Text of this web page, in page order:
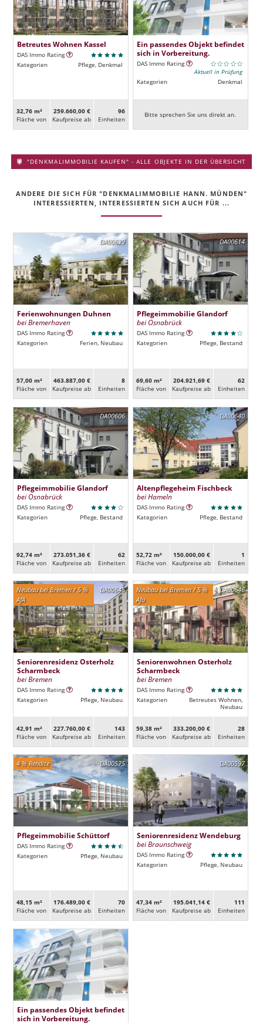
Betreutes Wohnen Kassel
DAS Immo Rating
Kategorien
Pflege, Denkmal
32,76 m²
Fläche von
259.660,00 €
Kaufpreise ab
96
Ein­heiten
Ein passendes Objekt befindet
sich in Vorbereitung.
DAS Immo Rating
Aktuell in Prüfung
Kategorien
Denkmal
Bitte sprechen Sie uns direkt an.
"DENKMALIMMOBILIE KAUFEN" - ALLE OBJEKTE IN DER ÜBERSICHT
ANDERE DIE SICH FÜR "DENKMALIMMOBILIE HANN. MÜNDEN"
INTERESSIERTEN, INTERESSIERTEN SICH AUCH FÜR ...
DA00629
Ferienwohnungen Duhnen
bei Bremerhaven
DAS Immo Rating
Kategorien
Ferien, Neubau
57,00 m²
Fläche von
463.887,00 €
Kaufpreise ab
8
Ein­heiten
DA00614
Pflegeimmobilie Glandorf
bei Osnabrück
DAS Immo Rating
Kategorien
Pflege, Bestand
69,60 m²
Fläche von
204.921,69 €
Kaufpreise ab
62
Ein­heiten
DA00606
Pflegeimmobilie Glandorf
bei Osnabrück
DAS Immo Rating
Kategorien
Pflege, Bestand
92,74 m²
Fläche von
273.051,36 €
Kaufpreise ab
62
Ein­heiten
DA00640
Altenpflegeheim Fischbeck
bei Hameln
DAS Immo Rating
Kategorien
Pflege, Bestand
52,72 m²
Fläche von
150.000,00 €
Kaufpreise ab
1
Ein­heiten
DA00645
Neubau bei Bremen / 5 %
AfA
Seniorenresidenz Osterholz
Scharmbeck
bei Bremen
DAS Immo Rating
Kategorien
Pflege, Neubau
42,91 m²
Fläche von
227.760,00 €
Kaufpreise ab
143
Ein­heiten
DA00646
Neubau bei Bremen / 5 %
Afa
Seniorenwohnen Osterholz
Scharmbeck
bei Bremen
DAS Immo Rating
Kategorien
Betreutes Wohnen,
Neubau
59,38 m²
Fläche von
333.200,00 €
Kaufpreise ab
28
Ein­heiten
DA00575
4 % Rendite
Pflegeimmobilie Schüttorf
DAS Immo Rating
Kategorien
Pflege, Neubau
48,15 m²
Fläche von
176.489,00 €
Kaufpreise ab
70
Ein­heiten
DA00597
Seniorenresidenz Wendeburg
bei Braunschweig
DAS Immo Rating
Kategorien
Pflege, Neubau
47,34 m²
Fläche von
195.041,14 €
Kaufpreise ab
111
Ein­heiten
Ein passendes Objekt befindet
sich in Vorbereitung.